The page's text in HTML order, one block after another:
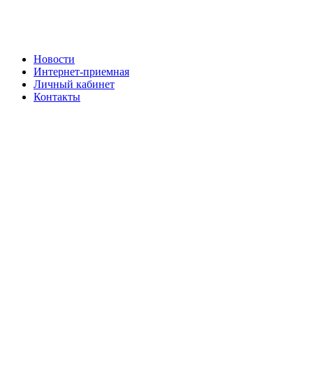
Новости
Интернет-приемная
Личный кабинет
Контакты